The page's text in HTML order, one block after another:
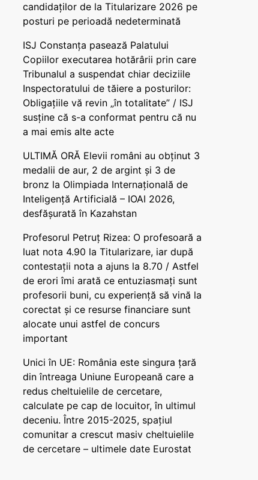
candidaților de la Titularizare 2026 pe
posturi pe perioadă nedeterminată
ISJ Constanța pasează Palatului
Copiilor executarea hotărârii prin care
Tribunalul a suspendat chiar deciziile
Inspectoratului de tăiere a posturilor:
Obligațiile vă revin „în totalitate” / ISJ
susține că s-a conformat pentru că nu
a mai emis alte acte
ULTIMĂ ORĂ Elevii români au obținut 3
medalii de aur, 2 de argint și 3 de
bronz la Olimpiada Internațională de
Inteligență Artificială – IOAI 2026,
desfășurată în Kazahstan
Profesorul Petruț Rizea: O profesoară a
luat nota 4.90 la Titularizare, iar după
contestații nota a ajuns la 8.70 / Astfel
de erori îmi arată ce entuziasmați sunt
profesorii buni, cu experiență să vină la
corectat și ce resurse financiare sunt
alocate unui astfel de concurs
important
Unici în UE: România este singura țară
din întreaga Uniune Europeană care a
redus cheltuielile de cercetare,
calculate pe cap de locuitor, în ultimul
deceniu. Între 2015-2025, spațiul
comunitar a crescut masiv cheltuielile
de cercetare – ultimele date Eurostat